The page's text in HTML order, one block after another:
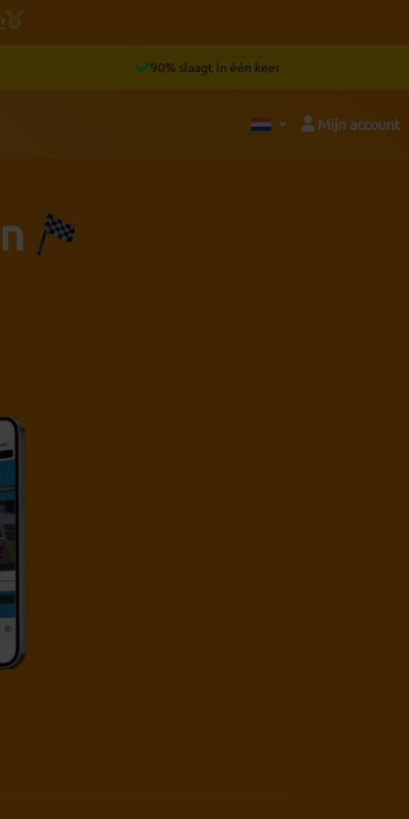
!
90% slaagt in één keer
Mijn account